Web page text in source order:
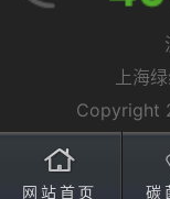
上海
Copyright
网站首页 碳